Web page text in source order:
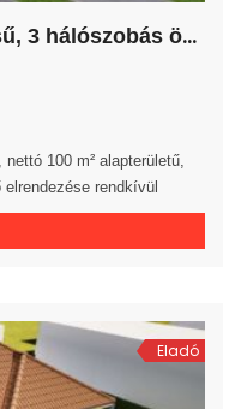
K
iskunlacházán, új építésű, 3 hálószobás önálló családi ház!
100 m² alapterületű,
rendkívül
fürdőszoba, külön
Eladó